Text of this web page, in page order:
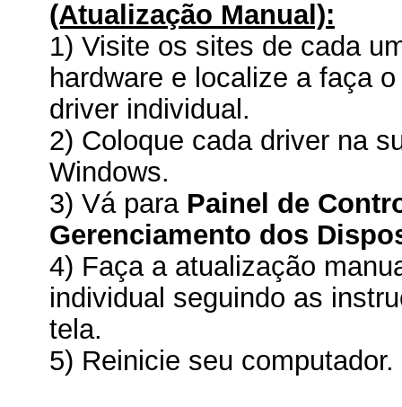
(Atualização Manual):
1) Visite os sites de cada
hardware e localize a faça
driver individual.
2) Coloque cada driver na
Windows.
3) Vá para Painel de
Gerenciamento dos
4) Faça a atualização
individual seguindo as
tela.
5) Reinicie seu computador.